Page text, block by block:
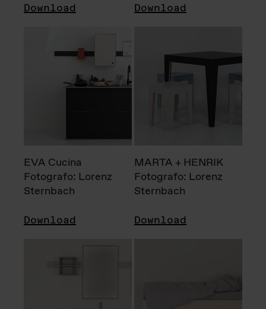
Download Download
EVA Cucina
Fotografo: Lorenz
Sternbach
Download
MARTA + HENRIK
Fotografo: Lorenz
Sternbach
Download